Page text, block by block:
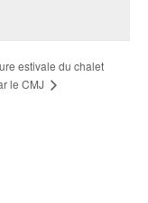
estivale du chalet
le CMJ